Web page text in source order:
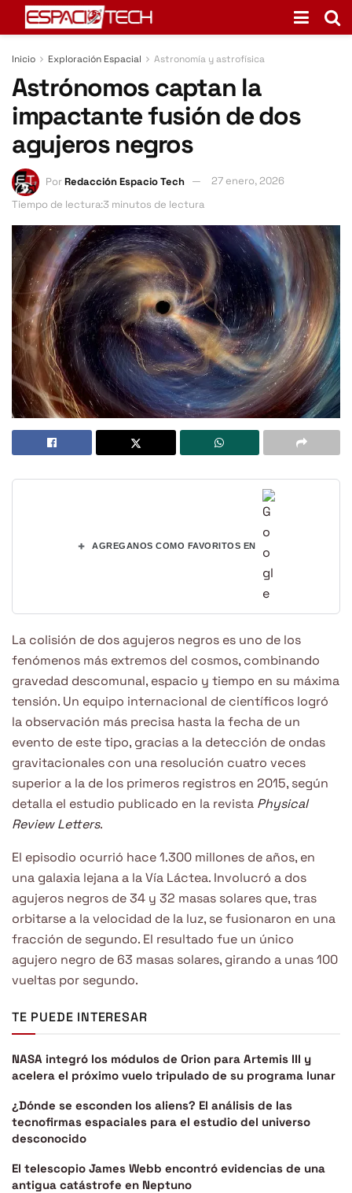
Inicio Exploración Espacial Astronomía y astrofísica
Astrónomos captan la
impactante fusión de dos
agujeros negros
PorRedacción Espacio Tech
27 enero, 2026
Tiempo de lectura:3 minutos de lectura
+ AGREGANOS COMO FAVORITOS EN
La colisión de dos agujeros negros es uno de los
fenómenos más extremos del cosmos, combinando
gravedad descomunal, espacio y tiempo en su máxima
tensión. Un equipo internacional de científicos logró
la observación más precisa hasta la fecha de un
evento de este tipo, gracias a la detección de ondas
gravitacionales con una resolución cuatro veces
superior a la de los primeros registros en 2015, según
detalla el estudio publicado en la revista Physical
Review Letters.
El episodio ocurrió hace 1.300 millones de años, en
una galaxia lejana a la Vía Láctea. Involucró a dos
agujeros negros de 34 y 32 masas solares que, tras
orbitarse a la velocidad de la luz, se fusionaron en una
fracción de segundo. El resultado fue un único
agujero negro de 63 masas solares, girando a unas 100
vueltas por segundo.
TE PUEDE INTERESAR
NASA integró los módulos de Orion para Artemis III y
acelera el próximo vuelo tripulado de su programa lunar
¿Dónde se esconden los aliens? El análisis de las
tecnofirmas espaciales para el estudio del universo
desconocido
El telescopio James Webb encontró evidencias de una
antigua catástrofe en Neptuno